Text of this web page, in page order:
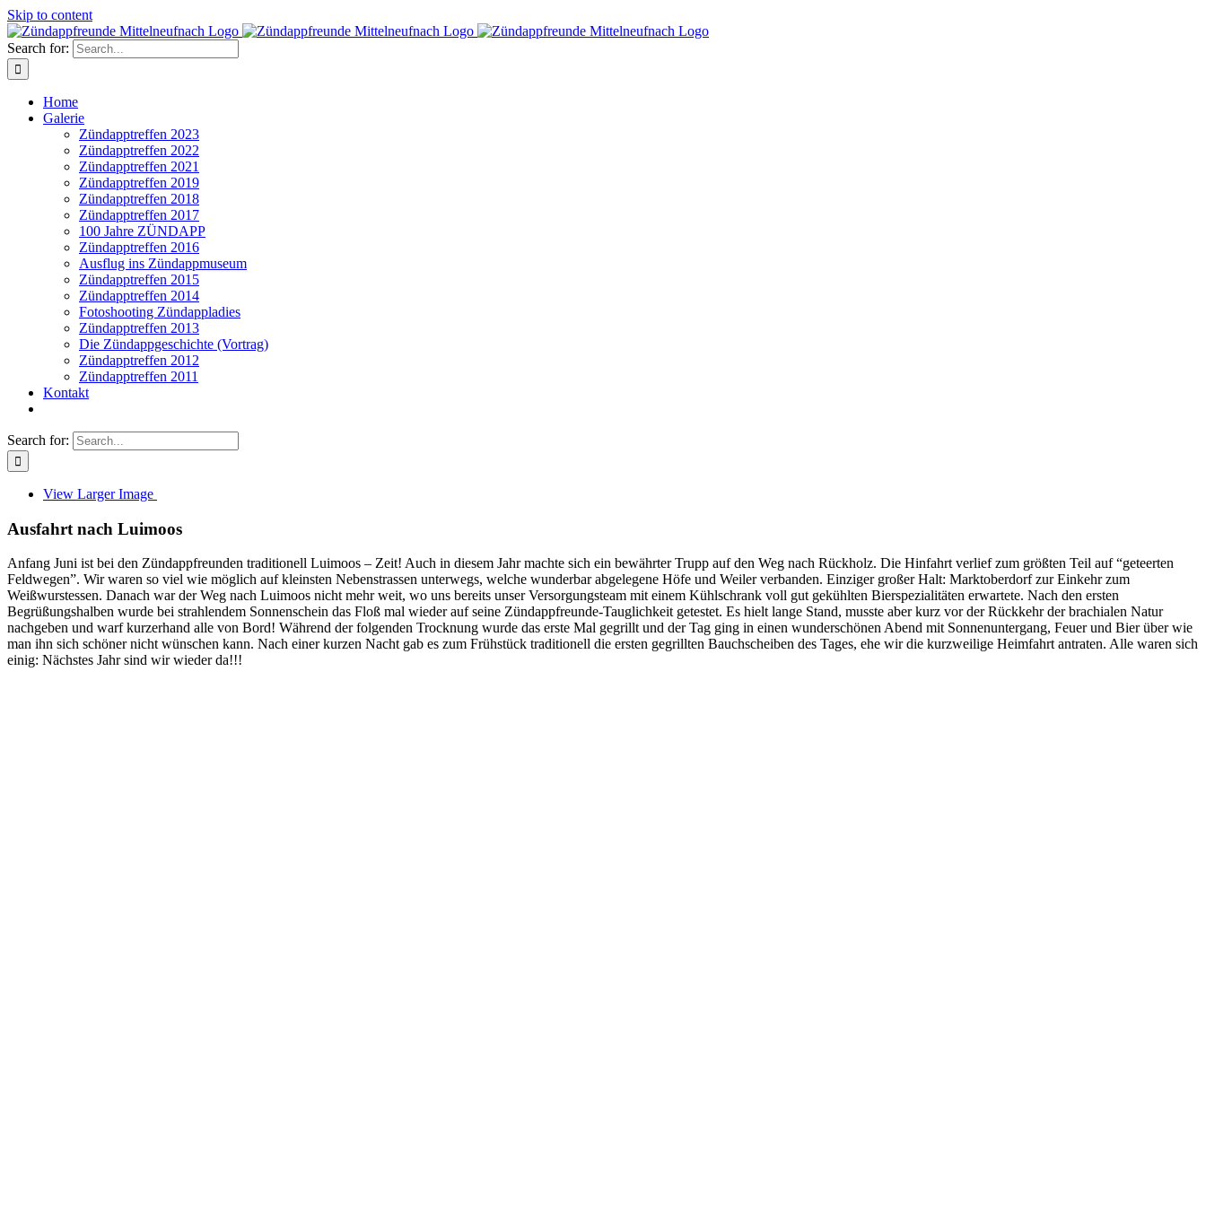
Skip to content
Search for:
Home
Galerie
Zündapptreffen 2023
Zündapptreffen 2022
Zündapptreffen 2021
Zündapptreffen 2019
Zündapptreffen 2018
Zündapptreffen 2017
100 Jahre ZÜNDAPP
Zündapptreffen 2016
Ausflug ins Zündappmuseum
Zündapptreffen 2015
Zündapptreffen 2014
Fotoshooting Zündappladies
Zündapptreffen 2013
Die Zündappgeschichte (Vortrag)
Zündapptreffen 2012
Zündapptreffen 2011
Kontakt
Search for:
View Larger Image
Ausfahrt nach Luimoos
Anfang Juni ist bei den Zündappfreunden traditionell Luimoos – Zeit! Auch in diesem Jahr machte sich ein bewährter Trupp auf den Weg nach Rückholz. Die Hinfahrt verlief zum größten Teil auf “geteerten
Feldwegen”. Wir waren so viel wie möglich auf kleinsten Nebenstrassen unterwegs, welche wunderbar abgelegene Höfe und Weiler verbanden. Einziger großer Halt: Marktoberdorf zur Einkehr zum
Weißwurstessen. Danach war der Weg nach Luimoos nicht mehr weit, wo uns bereits unser Versorgungsteam mit einem Kühlschrank voll gut gekühlten Bierspezialitäten erwartete. Nach den ersten
Begrüßungshalben wurde bei strahlendem Sonnenschein das Floß mal wieder auf seine Zündappfreunde-Tauglichkeit getestet. Es hielt lange Stand, musste aber kurz vor der Rückkehr der brachialen Natur
nachgeben und warf kurzerhand alle von Bord! Während der folgenden Trocknung wurde das erste Mal gegrillt und der Tag ging in einen wunderschönen Abend mit Sonnenuntergang, Feuer und Bier über wie
man ihn sich schöner nicht wünschen kann. Nach einer kurzen Nacht gab es zum Frühstück traditionell die ersten gegrillten Bauchscheiben des Tages, ehe wir die kurzweilige Heimfahrt antraten. Alle waren sich
einig: Nächstes Jahr sind wir wieder da!!!